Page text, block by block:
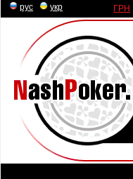
рус укр ГРН